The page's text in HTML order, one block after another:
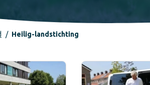
Heilig-landstichting